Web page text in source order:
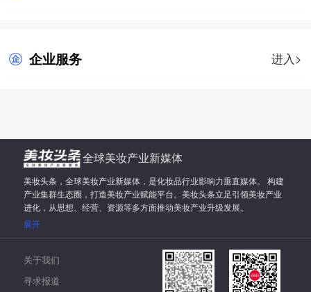
企业服务 进入>
全球美妆产业新媒体
美妆头条，全球美妆产业新媒体，是化妆品行业影响力垂直媒体。 构建
产业集群生态圈，打造美妆产业赋能平台。美妆头条立足引领美妆产业
进化，从思想、经营、资源等多方面推动美妆产业升级发展。
展开
关于我们
寻求报道